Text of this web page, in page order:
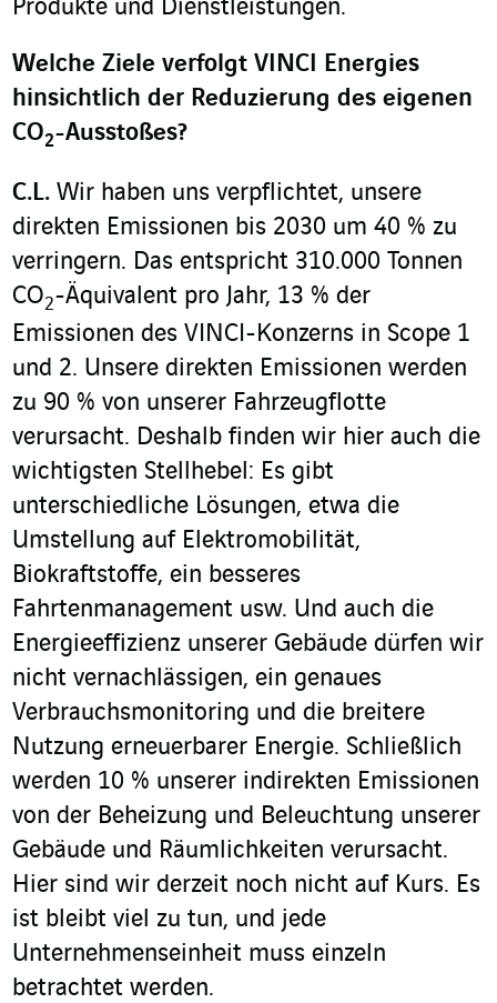
Produkte und Dienstleistungen.
Welche Ziele verfolgt VINCI Energies
hinsichtlich der Reduzierung des eigenen
CO2-Ausstoßes?
C.L. Wir haben uns verpflichtet, unsere
direkten Emissionen bis 2030 um 40 % zu
verringern. Das entspricht 310.000 Tonnen
CO2-Äquivalent pro Jahr, 13 % der
Emissionen des VINCI-Konzerns in Scope 1
und 2. Unsere direkten Emissionen werden
zu 90 % von unserer Fahrzeugflotte
verursacht. Deshalb finden wir hier auch die
wichtigsten Stellhebel: Es gibt
unterschiedliche Lösungen, etwa die
Umstellung auf Elektromobilität,
Biokraftstoffe, ein besseres
Fahrtenmanagement usw. Und auch die
Energieeffizienz unserer Gebäude dürfen wir
nicht vernachlässigen, ein genaues
Verbrauchsmonitoring und die breitere
Nutzung erneuerbarer Energie. Schließlich
werden 10 % unserer indirekten Emissionen
von der Beheizung und Beleuchtung unserer
Gebäude und Räumlichkeiten verursacht.
Hier sind wir derzeit noch nicht auf Kurs. Es
ist bleibt viel zu tun, und jede
Unternehmenseinheit muss einzeln
betrachtet werden.